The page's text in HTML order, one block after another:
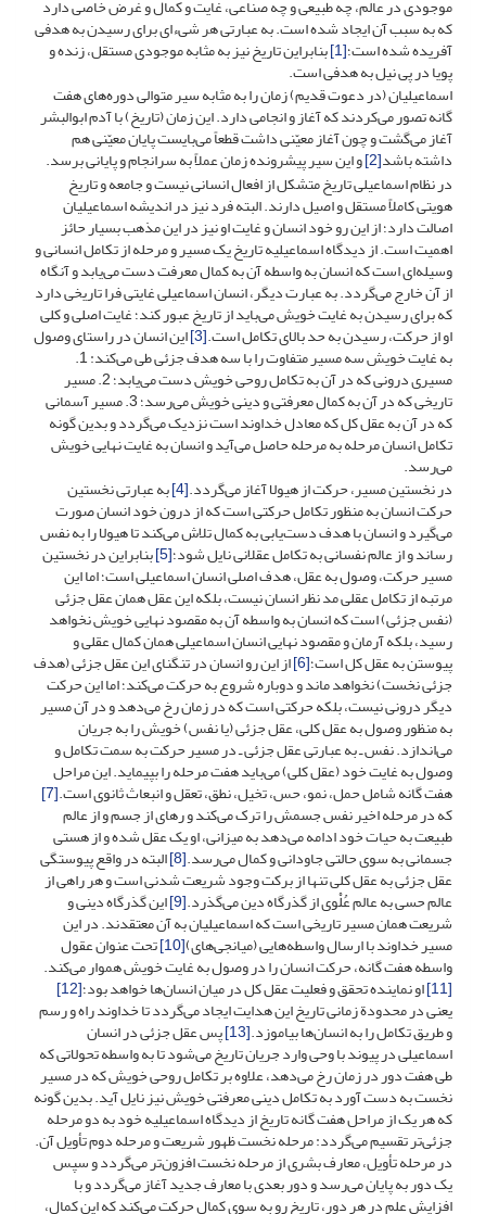
موجودی در عالم، چه طبیعی و چه صناعی، غایت و کمال و غرض خاصی دارد
که به سبب آن ایجاد شده است. به عبارتی هر شی‌ءای برای رسیدن به هدفی
آفریده شده است؛[1] بنابراین تاریخ نیز به مثابه موجودی مستقل، زنده و
پویا در پی نیل به هدفی است.
اسماعیلیان (در دعوت قدیم) زمان را به مثابه سیر متوالی دوره‌های هفت
گانه تصور می‌کردند که آغاز و انجامی دارد. این زمان (تاریخ) با آدم ابوالبشر
آغاز می‌گشت و چون آغاز معیّنی داشت قطعاً می‌بایست پایان معیّنی هم
داشته باشد[2] و این سیر پیشرونده زمان عملاً به سرانجام و پایانی برسد.
در نظام اسماعیلی تاریخ متشکل از افعال انسانی نیست و جامعه و تاریخ
هویتی کاملاً مستقل و اصیل دارند. البته فرد نیز در اندیشه اسماعیلیان
اصالت دارد؛ از این رو خود انسان و غایت او نیز در این مذهب بسیار حائز
اهمیت است. از دیدگاه اسماعیلیه تاریخ یک مسیر و مرحله از تکامل انسانی و
وسیله‌ای است که انسان به واسطه آن به کمال معرفت دست می‌یابد و آنگاه
از آن خارج می‌گردد. به عبارت دیگر، انسان اسماعیلی غایتی فرا تاریخی دارد
که برای رسیدن به غایت خویش می‌باید از تاریخ عبور کند؛ غایت اصلی و کلی
او از حرکت، رسیدن به حد بالای تکامل است.[3] این انسان در راستای وصول
به غایت خویش سه مسیر متفاوت را با سه هدف جزئی طی می‌کند: 1.
مسیری درونی که در آن به تکامل روحی خویش دست می‌یابد؛ 2. مسیر
تاریخی که در آن به کمال معرفتی و دینی خویش می‌رسد؛ 3. مسیر آسمانی
که در آن به عقل کل که معادل خداوند است نزدیک می‌گردد و بدین گونه
تکامل انسان مرحله به مرحله حاصل می‌آید و انسان به غایت نهایی خویش
می‌رسد.
در نخستین مسیر، حرکت از هیولا آغاز می‌گردد.[4] به عبارتی نخستین
حرکت انسان به منظور تکامل حرکتی است که از درون خود انسان صورت
می‌گیرد و انسان با هدف دست‌یابی به کمال تلاش می‌کند تا هیولا را به نفس
رساند و از عالم نفسانی به تکامل عقلانی نایل شود؛[5] بنابراین در نخستین
مسیر حرکت، وصول به عقل، هدف اصلی انسان اسماعیلی است؛ اما این
مرتبه از تکامل عقلی مد نظر انسان نیست، بلکه این عقل همان عقل جزئی
(نفس جزئی) است که انسان به واسطه آن به مقصود نهایی خویش نخواهد
رسید، بلکه آرمان و مقصود نهایی انسان اسماعیلی همان کمال عقلی و
پیوستن به عقل کل است؛[6] از این رو انسان در تنگنای این عقل جزئی (هدف
جزئی نخست) نخواهد ماند و دوباره شروع به حرکت می‌کند؛ اما این حرکت
دیگر درونی نیست، بلکه حرکتی است که در زمان رخ می‌دهد و در آن مسیر
به منظور وصول به عقل کلی، عقل جزئی (یا نفس) خویش را به جریان
می‌اندازد. نفس ـ به عبارتی عقل جزئی ـ در مسیر حرکت به سمت تکامل و
وصول به غایت خود (عقل کلی) می‌باید هفت مرحله را بپیماید. این مراحل
هفت گانه شامل حمل، نمو، حس، تخیل، نطق، تعقل و انبعاث ثانوی است.[7]
که در مرحله اخیر نفس جسمش را ترک می‌کند و رهای از جسم و از عالم
طبیعت به حیات خود ادامه می‌دهد به میزانی، او یک عقل شده و از هستی
جسمانی به سوی حالتی جاودانی و کمال می‌رسد.[8] البته در واقع پیوستگی
عقل جزئی به عقل کلی تنها از برکت وجود شریعت شدنی است و هر راهی از
عالم حسی به عالم عُلْوی از گذرگاه دین می‌گذرد.[9] این گذرگاه دینی و
شریعت همان مسیر تاریخی است که اسماعیلیان به آن معتقدند. در این
مسیر خداوند با ارسال واسطه‌هایی (میانجی‌های)[10] تحت عنوان عقول
واسطه هفت گانه، حرکت انسان را در وصول به غایت خویش هموار می‌کند.
[11] او نماینده تحقق و فعلیت عقل کل در میان انسان‌ها خواهد بود؛[12]
یعنی در محدودة زمانی تاریخ این هدایت ایجاد می‌گردد تا خداوند راه و رسم
و طریق تکامل را به انسان‌ها بیاموزد.[13] پس عقل جزئی در انسان
اسماعیلی در پیوند با وحی وارد جریان تاریخ می‌شود تا به واسطه تحولاتی که
طی هفت دور در زمان رخ می‌دهد، علاوه بر تکامل روحی خویش که در مسیر
نخست به دست آورد به تکامل دینی معرفتی خویش نیز نایل آید. بدین گونه
که هر یک از مراحل هفت گانه تاریخ از دیدگاه اسماعیلیه خود به دو مرحله
جزئی‌تر تقسیم می‌گردد: مرحله نخست ظهور شریعت و مرحله دوم تأویل آن.
در مرحله تأویل، معارف بشری از مرحله نخست افزون‌تر می‌گردد و سپس
یک دور به پایان می‌رسد و دور بعدی با معارف جدید آغاز می‌گردد و با
افزایش علم در هر دور، تاریخ رو به سوی کمال حرکت می‌کند که این کمال،